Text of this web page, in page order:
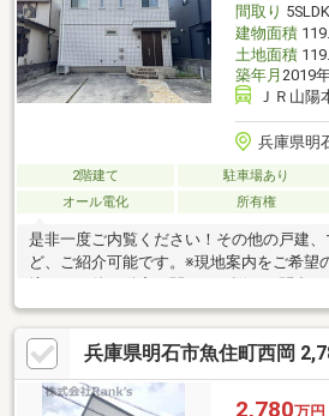
間取り 5SLDK
建物面積
土地面積
築年月 2019
ＪＲ山陽
兵庫県明
2階建て 駐車場あり
オール電化
所有権
是非一度ご内覧ください！その他の戸建
ど、ご紹介可能です。※現地案内をご希望
軽にご連絡ください。□さくら不動産販
□TEL：0120-930-667神戸市西区持子１丁
兵庫県明石市魚住町西岡
2,780万円